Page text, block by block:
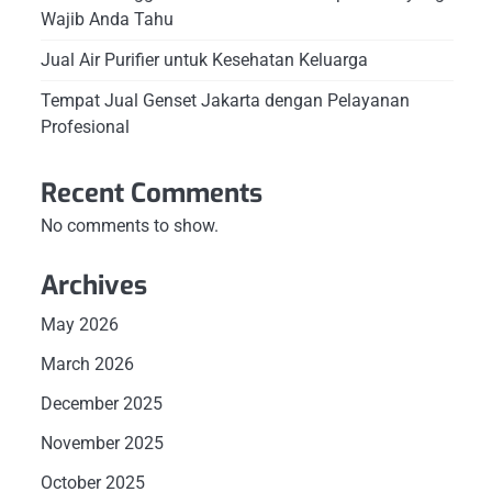
Wajib Anda Tahu
Jual Air Purifier untuk Kesehatan Keluarga
Tempat Jual Genset Jakarta dengan Pelayanan
Profesional
Recent Comments
No comments to show.
Archives
May 2026
March 2026
December 2025
November 2025
October 2025